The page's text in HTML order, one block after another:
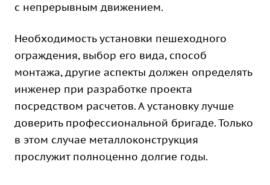
с непрерывным движением.
Необходимость установки пешеходного
ограждения, выбор его вида, способ
монтажа, другие аспекты должен определять
инженер при разработке проекта
посредством расчетов. А установку лучше
доверить профессиональной бригаде. Только
в этом случае металлоконструкция
прослужит полноценно долгие годы.